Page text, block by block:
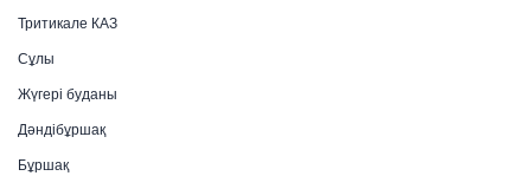
Тритикале КАЗ
Сұлы
Жүгері буданы
Дәндібұршақ
Бұршақ